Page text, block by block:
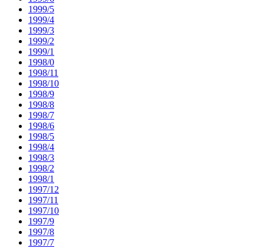
1999/5
1999/4
1999/3
1999/2
1999/1
1998/0
1998/11
1998/10
1998/9
1998/8
1998/7
1998/6
1998/5
1998/4
1998/3
1998/2
1998/1
1997/12
1997/11
1997/10
1997/9
1997/8
1997/7